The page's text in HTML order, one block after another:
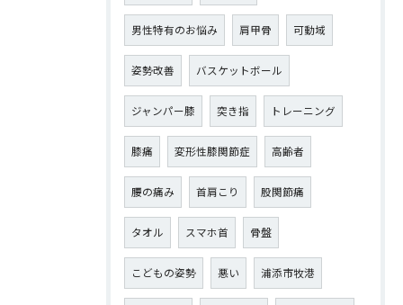
男性特有のお悩み 肩甲骨 可動域
姿勢改善 バスケットボール
ジャンパー膝 突き指 トレーニング
膝痛 変形性膝関節症 高齢者
腰の痛み 首肩こり 股関節痛
タオル スマホ首 骨盤
こどもの姿勢 悪い 浦添市牧港